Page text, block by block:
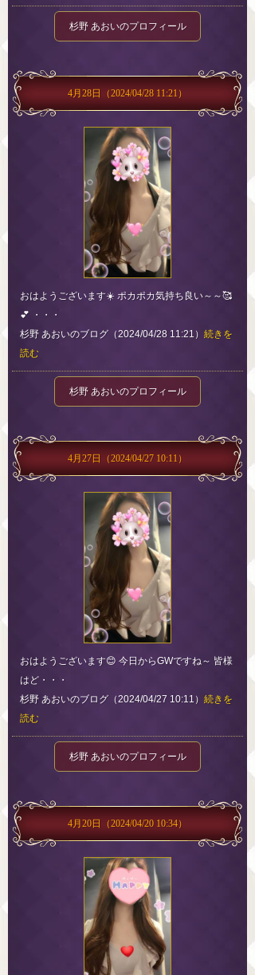
杉野 あおいのプロフィール
4月28日 （2024/04/28 11:21）
おはようございます☀️ ポカポカ気持ち良い～～🥰
💕 ・・・
杉野 あおいのブログ（2024/04/28 11:21） 続きを
読む
杉野 あおいのプロフィール
4月27日 （2024/04/27 10:11）
おはようございます😊 今日からGWですね～ 皆様
はど・・・
杉野 あおいのブログ（2024/04/27 10:11） 続きを
読む
杉野 あおいのプロフィール
4月20日 （2024/04/20 10:34）